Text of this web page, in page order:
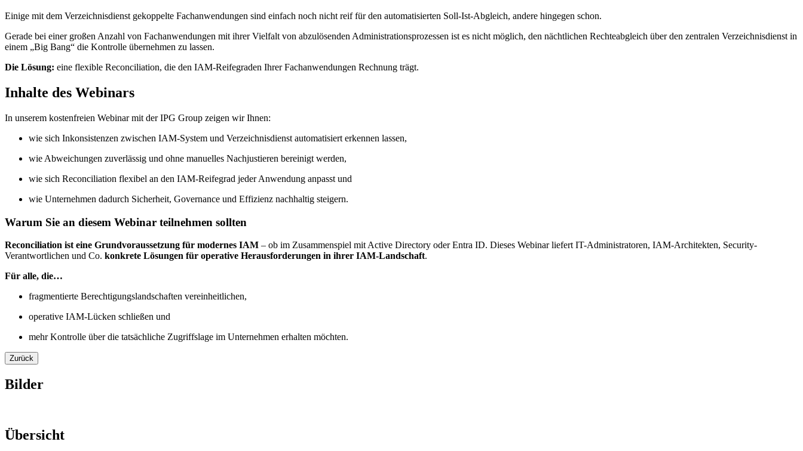
Einige mit dem Verzeichnisdienst gekoppelte Fachanwendungen sind einfach noch nicht reif für den automatisierten Soll-Ist-Abgleich, andere hingegen schon.
Gerade bei einer großen Anzahl von Fachanwendungen mit ihrer Vielfalt von abzulösenden Administrationsprozessen ist es nicht möglich, den nächtlichen Rechteabgleich über den zentralen Verzeichnisdienst in
einem „Big Bang“ die Kontrolle übernehmen zu lassen.
Die Lösung: eine flexible Reconciliation, die den IAM-Reifegraden Ihrer Fachanwendungen Rechnung trägt.
Inhalte des Webinars
In unserem kostenfreien Webinar mit der IPG Group zeigen wir Ihnen:
wie sich Inkonsistenzen zwischen IAM-System und Verzeichnisdienst automatisiert erkennen lassen,
wie Abweichungen zuverlässig und ohne manuelles Nachjustieren bereinigt werden,
wie sich Reconciliation flexibel an den IAM-Reifegrad jeder Anwendung anpasst und
wie Unternehmen dadurch Sicherheit, Governance und Effizienz nachhaltig steigern.
Warum Sie an diesem Webinar teilnehmen sollten
Reconciliation ist eine Grundvoraussetzung für modernes IAM – ob im Zusammenspiel mit Active Directory oder Entra ID. Dieses Webinar liefert IT-Administratoren, IAM-Architekten, Security-
Verantwortlichen und Co. konkrete Lösungen für operative Herausforderungen in ihrer IAM-Landschaft.
Für alle, die…
fragmentierte Berechtigungslandschaften vereinheitlichen,
operative IAM-Lücken schließen und
mehr Kontrolle über die tatsächliche Zugriffslage im Unternehmen erhalten möchten.
Zurück
Bilder
Übersicht